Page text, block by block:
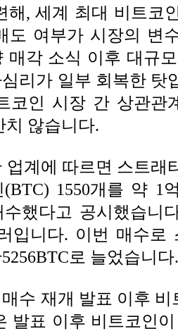
해, 세계 최대 비트코
도 여부가 시장의 변
매각 소식 이후 대규
리가 일부 회복한 탓
코인 시장 간 상관관
치 않습니다.
업계에 따르면 스트래
1550개를 약 1
수했다고 공시했습니
입니다. 이번 매수로
로 늘었습니다.
수 재개 발표 이후
발표 이후 비트코인